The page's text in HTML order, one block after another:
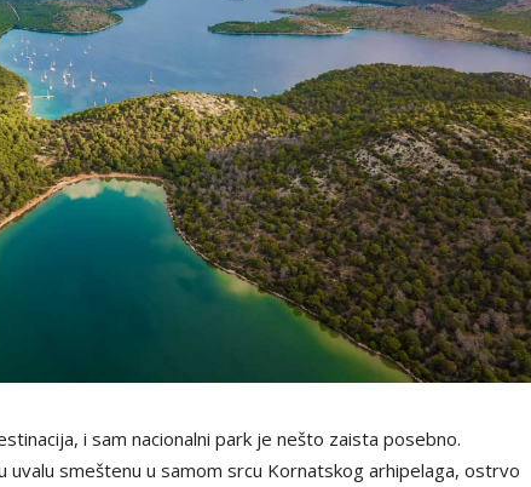
i sam nacionalni park je nešto zaista posebno.
smeštenu u samom srcu Kornatskog arhipelaga, ostrvo